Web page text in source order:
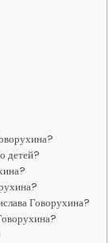
детей?
Говорухина?